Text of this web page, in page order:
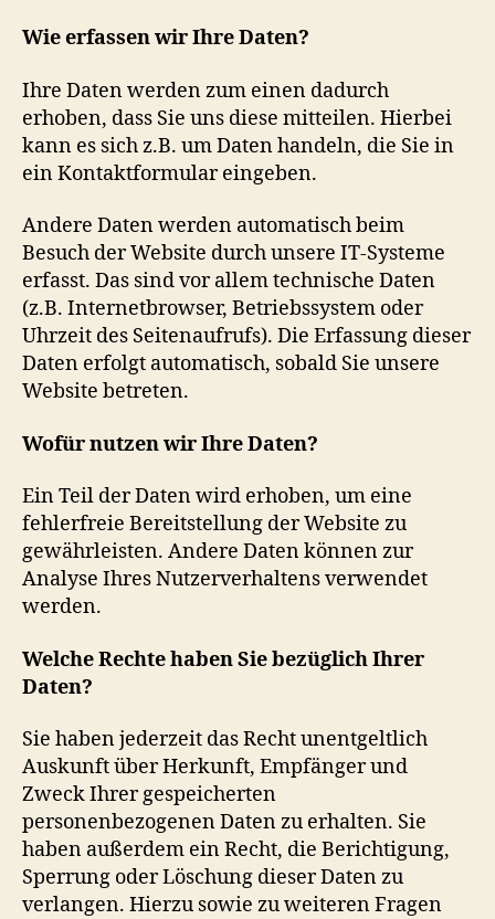
Wie erfassen wir Ihre Daten?
Ihre Daten werden zum einen dadurch
erhoben, dass Sie uns diese mitteilen. Hierbei
kann es sich z.B. um Daten handeln, die Sie in
ein Kontaktformular eingeben.
Andere Daten werden automatisch beim
Besuch der Website durch unsere IT-Systeme
erfasst. Das sind vor allem technische Daten
(z.B. Internetbrowser, Betriebssystem oder
Uhrzeit des Seitenaufrufs). Die Erfassung dieser
Daten erfolgt automatisch, sobald Sie unsere
Website betreten.
Wofür nutzen wir Ihre Daten?
Ein Teil der Daten wird erhoben, um eine
fehlerfreie Bereitstellung der Website zu
gewährleisten. Andere Daten können zur
Analyse Ihres Nutzerverhaltens verwendet
werden.
Welche Rechte haben Sie bezüglich Ihrer
Daten?
Sie haben jederzeit das Recht unentgeltlich
Auskunft über Herkunft, Empfänger und
Zweck Ihrer gespeicherten
personenbezogenen Daten zu erhalten. Sie
haben außerdem ein Recht, die Berichtigung,
Sperrung oder Löschung dieser Daten zu
verlangen. Hierzu sowie zu weiteren Fragen